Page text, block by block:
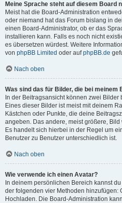
Meine Sprache steht auf diesem Board
Meist hat die Board-Administration
oder niemand hat das Forum bislang in
einen Board-Administrator, ob er das
installieren kann. Falls es noch nicht
es übersetzen würdest. Weitere
von phpBB Limited oder aufphpBB.de
Nach oben
Was sind das für Bilder, die bei meinem
In der Beitragsansicht können zwei
Eines dieser Bilder ist meist mit deinem
Kästchen oder Punkte, die deine
angeben. Das andere, meist größere, Bild
Es handelt sich hierbei in der Regel um
Benutzer zu Benutzer unterschiedlich ist.
Nach oben
Wie verwende ich einen Avatar?
In deinem persönlichen Bereich kannst
der folgenden vier Methoden hinzufügen:
Hochladen. Die Board-Administration